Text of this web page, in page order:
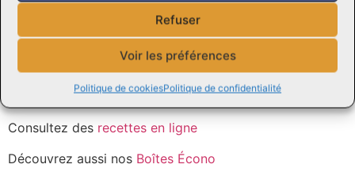
Refuser
Voir les préférences
Politique de cookiesPolitique de confidentialité
des crevettes 16/20 pour des repas simplement exquis.
N’hésitez pas à nous contacter pour toute question ou
demande, notre équipe d’experts de Viandes Perreault
Consultez des recettes en ligne
Découvrez aussi nos Boîtes Écono